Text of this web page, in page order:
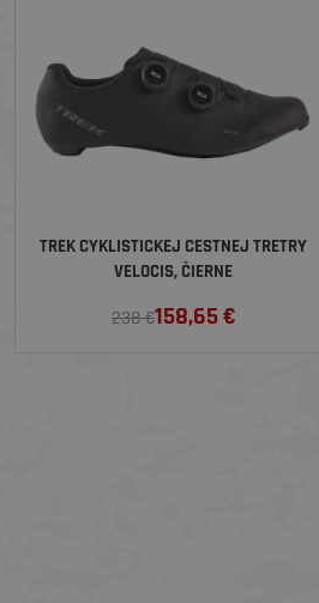
TREK CYKLISTICKEJ CESTNEJ TRETRY
VELOCIS, ČIERNE
238 €158,65€